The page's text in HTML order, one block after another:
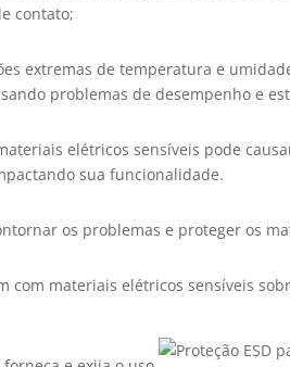
contato;
extremas de temperatura e
problemas de desempenho e
elétricos sensíveis pode
sua funcionalidade.
os problemas e proteger os
materiais elétricos sensíveis